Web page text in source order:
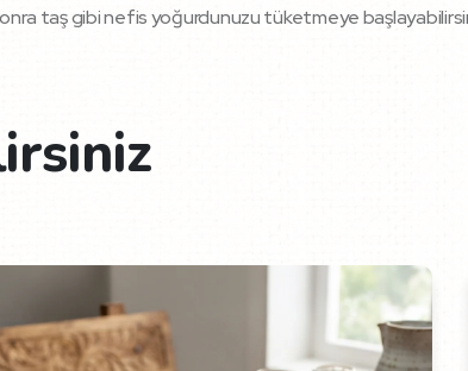
taş gibi nefis yoğurdunuzu tüketmeye